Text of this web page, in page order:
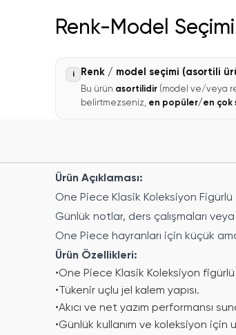
Renk-Model Seçimi
i Renk / model seçimi (asortili
Bu ürün asortilidir (model ve/veya
belirtmezseniz, en popüler/en çok
Ürün Açıklaması:
One Piece Klasik Koleksiyon
Günlük notlar, ders çalışmaları
One Piece hayranları için küçük
Ürün Özellikleri:
•One Piece Klasik Koleksiyon
• Tükenir uçlu jel kalem yapısı.
•Akıcı ve net yazım performansı
•Günlük kullanım ve koleksiyon için